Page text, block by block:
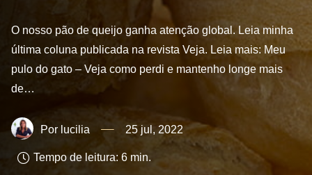
O nosso pão de queijo ganha atenção global. Leia minha
última coluna publicada na revista Veja. Leia mais: Meu
pulo do gato – Veja como perdi e mantenho longe mais
de…
lucilia 25 jul, 2022
Tempo de leitura: 6 min.